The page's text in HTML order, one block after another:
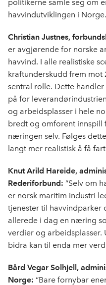
politikerne samle seg om
havvindutviklingen i
Christian Justnes,
er avgjørende for norske
havvind. I alle realistiske
kraftunderskudd frem mot
sentral rolle. Dette
på for
og arbeidsplasser i hele
bredt og omforent innspill
næringen selv. Følges
langt mer realistisk å få
Knut Arild Hareide,
Rederiforbund: “Selv om
er norsk maritim industri
tjenester til havvindparker
allerede i dag en næring
verdier og
bidra kan til enda mer
Bård Vegar Solhjell,
Norge: “Bare fornybar